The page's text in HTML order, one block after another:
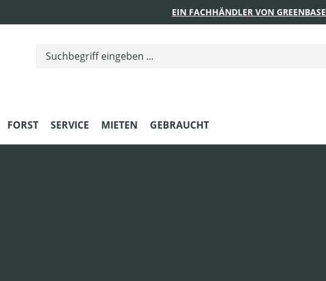
EIN FACHHÄNDLER VON GREENBASE
FORST SERVICE MIETEN GEBRAUCHT